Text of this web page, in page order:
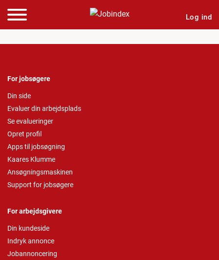
Log ind
For jobsøgere
Din side
Evaluer din arbejdsplads
Se evalueringer
Opret profil
Apps til jobsøgning
Kaares Klumme
Ansøgningsmaskinen
Support for jobsøgere
For arbejdsgivere
Din kundeside
Indryk annonce
Jobannoncering